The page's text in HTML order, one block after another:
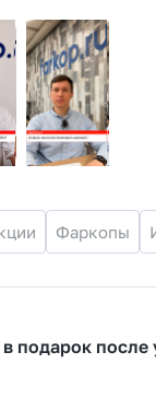
Фаркопы
подарок после